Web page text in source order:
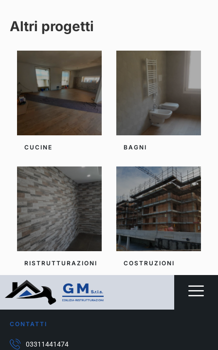
Altri progetti
CUCINE BAGNI
RISTRUTTURAZIONI COSTRUZIONI
CONTATTI
03311441474